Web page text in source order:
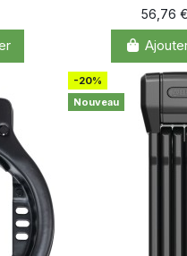
56,76
-20%
Nouveau